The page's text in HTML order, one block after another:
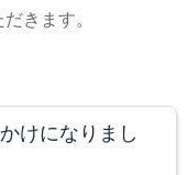
きます。
けになりまし